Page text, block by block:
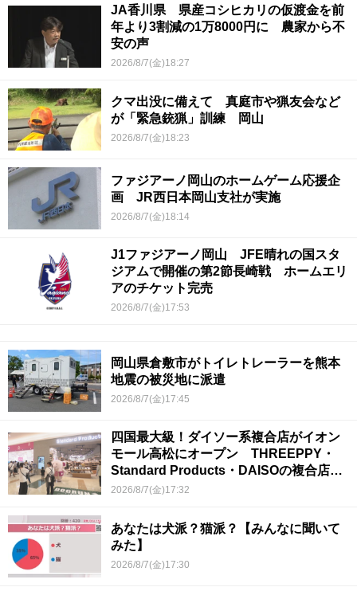
JA香川県 県産コシヒカリの仮渡金を前
年より3割減の1万8000円に 農家から不
安の声
2026/8/7(金)18:27
クマ出没に備えて 真庭市や猟友会など
が「緊急銃猟」訓練 岡山
2026/8/7(金)18:23
ファジアーノ岡山のホームゲーム応援企
画 JR西日本岡山支社が実施
2026/8/7(金)18:14
J1ファジアーノ岡山 JFE晴れの国スタ
ジアムで開催の第2節長崎戦 ホームエリ
アのチケット完売
2026/8/7(金)17:53
岡山県倉敷市がトイレトレーラーを熊本
地震の被災地に派遣
2026/8/7(金)17:45
四国最大級！ダイソー系複合店がイオン
モール高松にオープン THREEPPY・
Standard Products・DAISOの複合店は
香川県初
2026/8/7(金)17:32
あなたは犬派？猫派？【みんなに聞いて
みた】
2026/8/7(金)17:30